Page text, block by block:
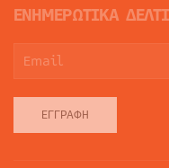
ΕΝΗΜΕΡΩΤΙΚΑ
ΕΓΓΡΑΦΉ